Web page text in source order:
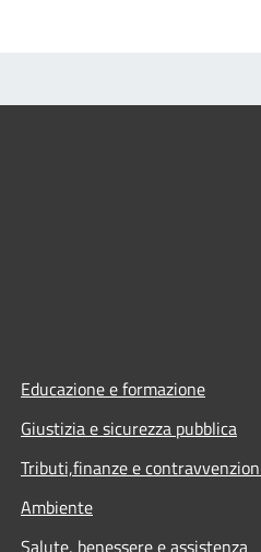
Educazione e formazione
Giustizia e sicurezza pubblica
Tributi,finanze e
Ambiente
Salute, benessere e assistenza